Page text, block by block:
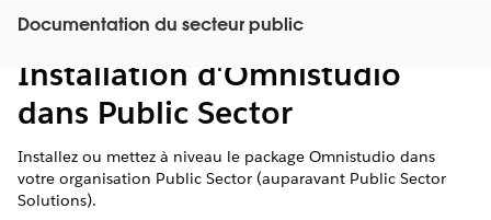
Documentation du secteur public
Afficher la table des matières
Table des
Installation d'Omnistudio
dans Public Sector
Installez ou mettez à niveau le package Omnistudio dans
votre organisation Public Sector (auparavant Public Sector
Solutions).